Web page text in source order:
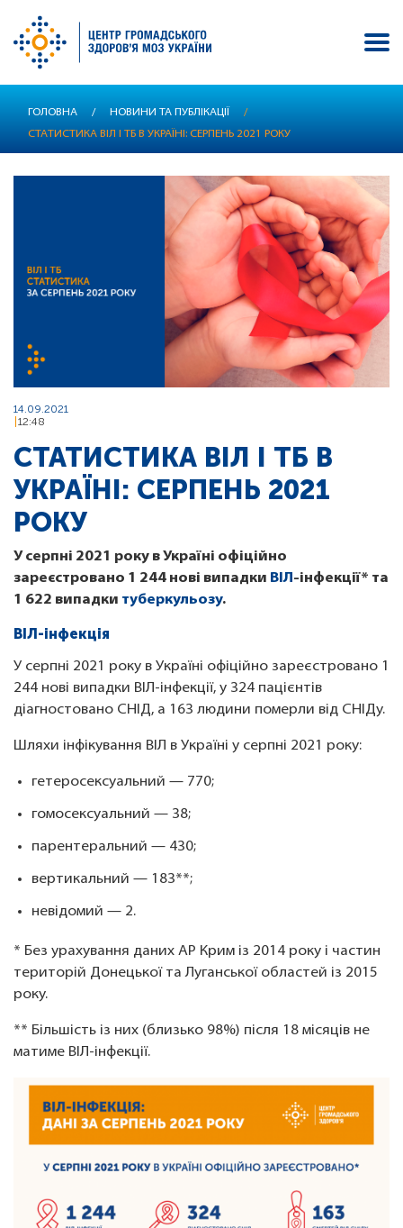
основного
ГОЛОВНА / НОВИНИ ТА ПУБЛІКАЦІЇ
/
СТАТИСТИКА ВІЛ І ТБ В УКРАЇНІ: СЕРПЕНЬ 2021 РОКУ
14.09.2021
12:48
СТАТИСТИКА ВІЛ І ТБ В
УКРАЇНІ: СЕРПЕНЬ 2021
РОКУ
У серпні 2021 року в Україні офіційно
зареєстровано 1 244 нові випадки ВІЛ-інфекції* та
1 622 випадки туберкульозу.
ВІЛ-інфекція
У серпні 2021 року в Україні офіційно зареєстровано 1
244 нові випадки ВІЛ-інфекції, у 324 пацієнтів
діагностовано СНІД, а 163 людини померли від СНІДу.
Шляхи інфікування ВІЛ в Україні у серпні 2021 року:
гетеросексуальний — 770;
гомосексуальний — 38;
парентеральний — 430;
вертикальний — 183**;
невідомий — 2.
* Без урахування даних АР Крим із 2014 року і частин
територій Донецької та Луганської областей із 2015
року.
** Більшість із них (близько 98%) після 18 місяців не
матиме ВІЛ-інфекції.